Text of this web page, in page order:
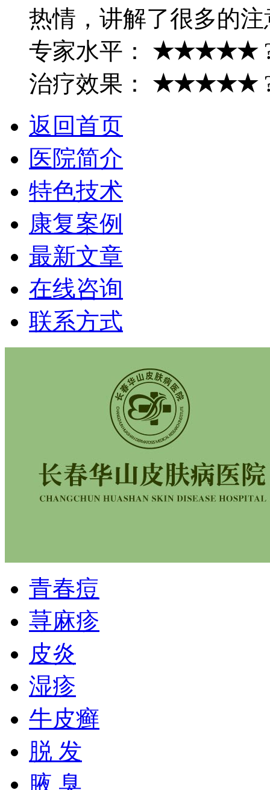
热情，讲解了很多的
专家水平： ★★★★★
治疗效果： ★★★★★
返回首页
医院简介
特色技术
康复案例
最新文章
在线咨询
联系方式
青春痘
荨麻疹
皮炎
湿疹
牛皮癣
脱 发
腋 臭